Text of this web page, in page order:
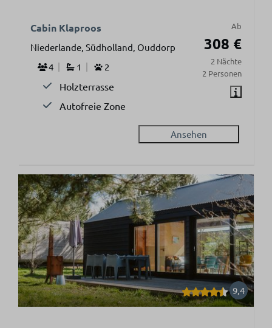
Ab
308 €
2 Nächte
2 Personen
Cabin Klaproos
Niederlande, Südholland, Ouddorp
4
1 2
Holzterrasse
Autofreie Zone
Ansehen
9,4